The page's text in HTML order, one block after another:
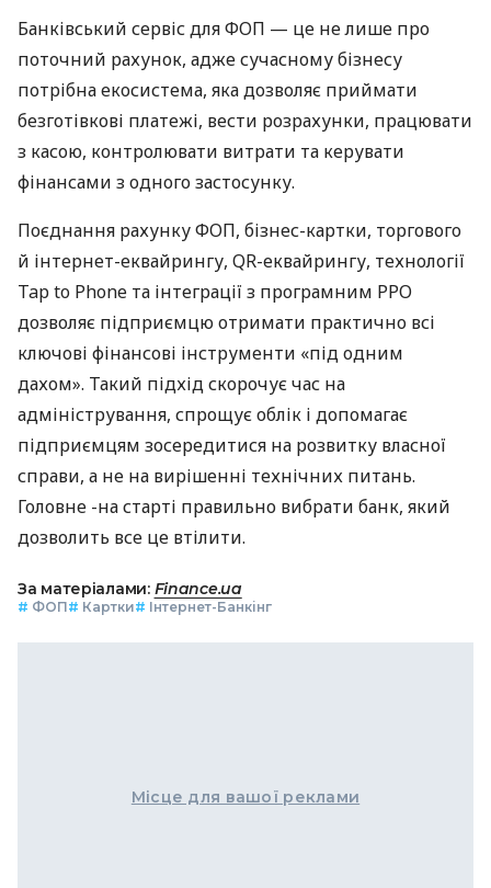
Банківський сервіс для ФОП — це не лише про
поточний рахунок, адже сучасному бізнесу
потрібна екосистема, яка дозволяє приймати
безготівкові платежі, вести розрахунки, працювати
з касою, контролювати витрати та керувати
фінансами з одного застосунку.
Поєднання рахунку ФОП, бізнес-картки, торгового
й інтернет-еквайрингу, QR-еквайрингу, технології
Tap to Phone та інтеграції з програмним РРО
дозволяє підприємцю отримати практично всі
ключові фінансові інструменти «під одним
дахом». Такий підхід скорочує час на
адміністрування, спрощує облік і допомагає
підприємцям зосередитися на розвитку власної
справи, а не на вирішенні технічних питань.
Головне -на старті правильно вибрати банк, який
дозволить все це втілити.
За матеріалами: Finance.ua
# ФОП# Картки# Інтернет-Банкінг
Місце для вашої реклами